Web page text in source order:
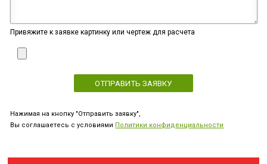
Привяжите к заявке картинку или чертеж для расчета
Нажимая на кнопку "Отправить заявку",
Вы соглашаетесь с условиями Политики конфиденциальности